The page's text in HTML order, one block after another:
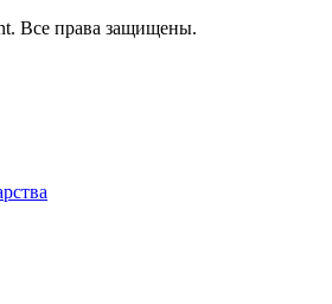
Все права защищены.